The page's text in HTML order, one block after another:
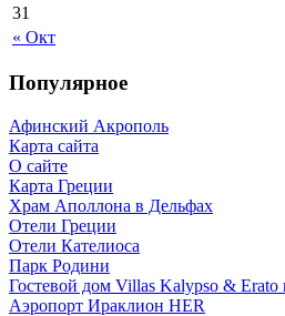
« Окт
31
Популярное
Афинский Акрополь
Карта сайта
О сайте
Карта Греции
Храм Аполлона в Дельфах
Отели Греции
Отели Кателиоса
Парк Родини
Гостевой дом Villas Kalypso & Erato
Аэропорт Ираклион HER